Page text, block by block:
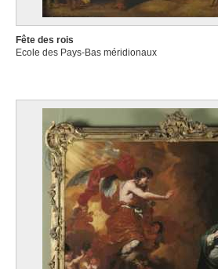
Fête des rois
Ecole des Pays-Bas méridionaux